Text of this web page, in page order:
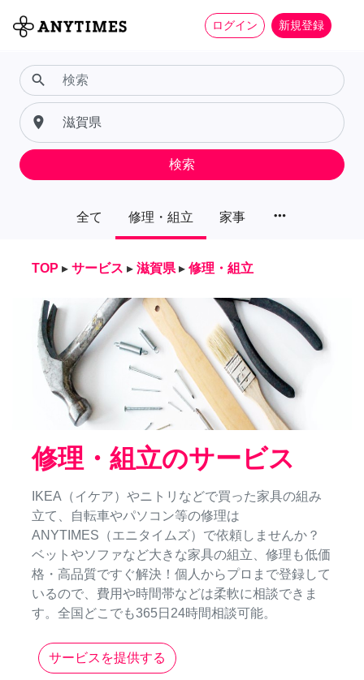
ログイン 新規登録
全て 修理・組立 家事 more_horiz
search
place
検索
TOP ▸ サービス ▸ 滋賀県 ▸ 修理・組立
修理・組立のサービス
IKEA（イケア）やニトリなどで買った家具の組み
立て、自転車やパソコン等の修理は
ANYTIMES（エニタイムズ）で依頼しませんか？
ベットやソファなど大きな家具の組立、修理も低価
格・高品質ですぐ解決！個人からプロまで登録して
いるので、費用や時間帯などは柔軟に相談できま
す。全国どこでも365日24時間相談可能。
サービスを提供する